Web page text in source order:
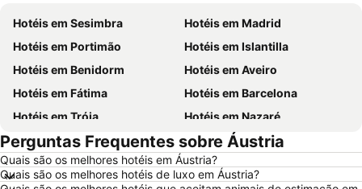
Hotéis em Sesimbra
Hotéis em Madrid
Hotéis em Portimão
Hotéis em Islantilla
Hotéis em Benidorm
Hotéis em Aveiro
Hotéis em Fátima
Hotéis em Barcelona
Hotéis em Tróia
Hotéis em Nazaré
Hotéis em Évora
Hotéis em Peniche
Hotéis em Porto Santo
Hotéis em Isla Canela
Hotéis em Sangenjo
Hotéis em Vila Nova de Milfontes
Perguntas Frequentes sobre Áustria
Quais são os melhores hotéis em Áustria?
Quais são os melhores hotéis de luxo em Áustria?